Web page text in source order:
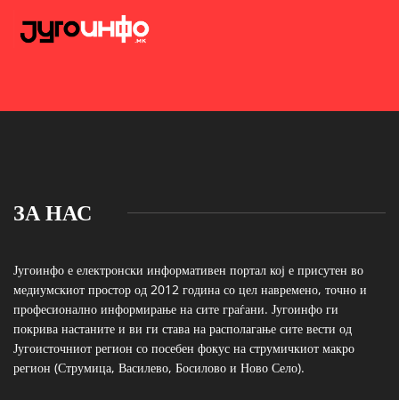
ЗА НАС
Југоинфо е електронски информативен портал кој е присутен во
медиумскиот простор од 2012 година со цел навремено, точно и
професионално информирање на сите граѓани. Југоинфо ги
покрива настаните и ви ги става на располагање сите вести од
Југоисточниот регион со посебен фокус на струмичкиот макро
регион (Струмица, Василево, Босилово и Ново Село).